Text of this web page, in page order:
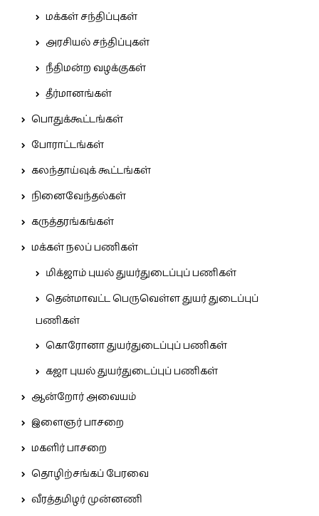
மக்கள் சந்திப்புகள்
அரசியல் சந்திப்புகள்
நீதிமன்ற வழக்குகள்
தீர்மானங்கள்
பொதுக்கூட்டங்கள்
போராட்டங்கள்
கலந்தாய்வுக் கூட்டங்கள்
நினைவேந்தல்கள்
கருத்தரங்கங்கள்
மக்கள் நலப் பணிகள்
மிக்ஜாம் புயல் துயர்துடைப்புப் பணிகள்
தென்மாவட்ட பெருவெள்ள துயர் துடைப்புப்
பணிகள்
கொரோனா துயர்துடைப்புப் பணிகள்
கஜா புயல் துயர்துடைப்புப் பணிகள்
ஆன்றோர் அவையம்
இளைஞர் பாசறை
மகளிர் பாசறை
தொழிற்சங்கப் பேரவை
வீரத்தமிழர் முன்னணி